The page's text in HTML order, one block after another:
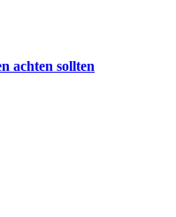
achten sollten